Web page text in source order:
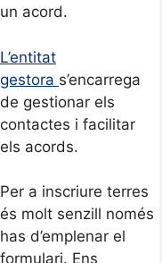
un acord.
L’entitat
gestora s’encarrega
de gestionar els
contactes i facilitar
els acords.
Per a inscriure terres
és molt senzill només
has d’emplenar el
formulari. Ens